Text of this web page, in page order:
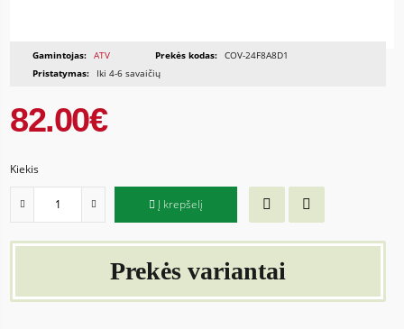
Gamintojas: ATV Prekės kodas: COV-24F8A8D1
Pristatymas:
Iki 4-6 savaičių
82.00€
Kiekis
Į krepšelį
Prekės variantai